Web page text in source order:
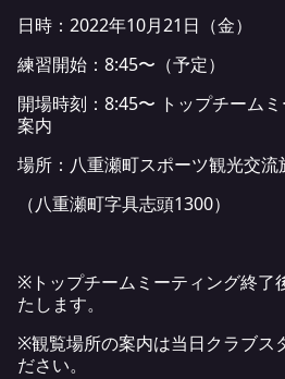
日時：2022年10月21日（金）
練習開始：8:45〜（予定）
開場時刻：8:45〜 トップチーム
案内
場所： 八重瀬町スポーツ観光交流
（八重瀬町字具志頭1300）
※トップチームミーティング終了
たします。
※観覧場所の案内は当日クラブス
ださい。